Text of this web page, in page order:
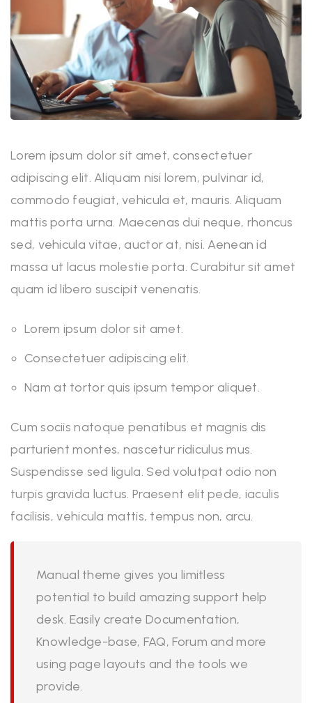
Lorem ipsum dolor sit amet, consectetuer
adipiscing elit. Aliquam nisi lorem, pulvinar id,
commodo feugiat, vehicula et, mauris. Aliquam
mattis porta urna. Maecenas dui neque, rhoncus
sed, vehicula vitae, auctor at, nisi. Aenean id
massa ut lacus molestie porta. Curabitur sit amet
quam id libero suscipit venenatis.
Lorem ipsum dolor sit amet.
Consectetuer adipiscing elit.
Nam at tortor quis ipsum tempor aliquet.
Cum sociis natoque penatibus et magnis dis
parturient montes, nascetur ridiculus mus.
Suspendisse sed ligula. Sed volutpat odio non
turpis gravida luctus. Praesent elit pede, iaculis
facilisis, vehicula mattis, tempus non, arcu.
Manual theme gives you limitless
potential to build amazing support help
desk. Easily create Documentation,
Knowledge-base, FAQ, Forum and more
using page layouts and the tools we
provide.